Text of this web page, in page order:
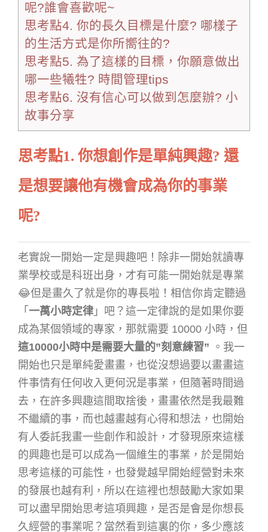
呢?誰會喜歡呢~
思考點4. 你的長久目標是什麼? 哪樣子
的生活方式是你所嚮往的?
思考點5. 為了這樣的目標，你願意做出
哪一些犧牲? 時間管理tips
思考點6. 沒有信心可以做到怎麼辦? 小
故事分享
思考點1. 你想創作是單純興趣? 還
是想要讓他有機會成為你的事業
呢?
老實說一開始一定是興趣吧！除非一開始就讀專
業學校或是科班出身，才有可能一開始就是專業
😂但是畫久了就是你的專長啦！ 相信你肯定聽過
「 一萬小時定律 」吧？這一定律說的是如果你要
成為某個領域的專家，那就需要 10000 小時，但
這10000小時中是需要大量的”刻意練習” 。 我一
開始也只是單純愛畫畫，也從沒想過要以畫畫這
件事情有任何收入更何況是事業，但隨著時間過
去，在許多興趣這間取捨後，畫畫依然是我最難
不繼續的事，而也越畫越有心得和想法，也開始
有人委託我畫一些創作和設計，才發現原來這樣
的興趣也是可以成為一個維生的事業，於是開始
思考這樣的可能性，也發覺越早開始經營對未來
的發展也越有利，所以在這裡也想鼓勵大家如果
可以盡早開始思考這項興趣，是否是會是你想長
久經營的事業呢？當然看到這裏的你，多少應該